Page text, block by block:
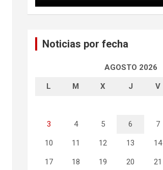
Noticias por fecha
AGOSTO 2026
L M X J V
3 4 5 6 7
10 11 12 13 14
17 18 19 20 21